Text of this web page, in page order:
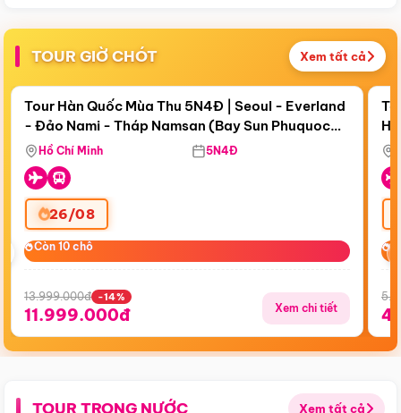
TOUR GIỜ CHÓT Xem tất cả
Còn18 ngày 01:53:23
Bay Sun Phuquoc Airways
Điểm nổi bật
Tour Hàn Quốc Mùa Thu 5N4Đ | Seoul - Everland
- Đảo Nami - Tháp Namsan (Bay Sun Phuquoc
Airways)
Hồ Chí Minh 5N4Đ
26/08
Còn 10 chỗ
Còn 10 chỗ
13.999.000đ -14%
11.999.000đ Xem chi tiết
TOUR TRONG NƯỚC Xem tất cả